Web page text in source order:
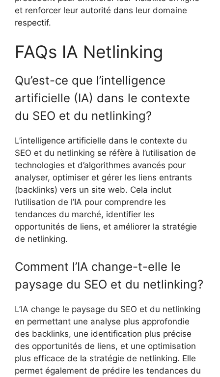
et renforcer leur autorité dans leur domaine
respectif.
FAQs IA Netlinking
Qu’est-ce que l’intelligence
artificielle (IA) dans le contexte
du SEO et du netlinking?
L’intelligence artificielle dans le contexte du
SEO et du netlinking se réfère à l’utilisation de
technologies et d’algorithmes avancés pour
analyser, optimiser et gérer les liens entrants
(backlinks) vers un site web. Cela inclut
l’utilisation de l’IA pour comprendre les
tendances du marché, identifier les
opportunités de liens, et améliorer la stratégie
de netlinking.
Comment l’IA change-t-elle le
paysage du SEO et du netlinking?
L’IA change le paysage du SEO et du netlinking
en permettant une analyse plus approfondie
des backlinks, une identification plus précise
des opportunités de liens, et une optimisation
plus efficace de la stratégie de netlinking. Elle
permet également de prédire les tendances du